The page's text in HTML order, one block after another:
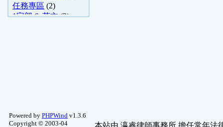
任務專區 (2)
1字部 & 英文(2)
影評推薦(1)
Powered by PHPWind v1.3.6
Copyright © 2003-04
本站由 瀛睿律師事務所 擔任常年法